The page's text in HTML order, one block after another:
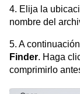
4. Elija la
nombre del
5. A
Finder. Haga
comprimirlo